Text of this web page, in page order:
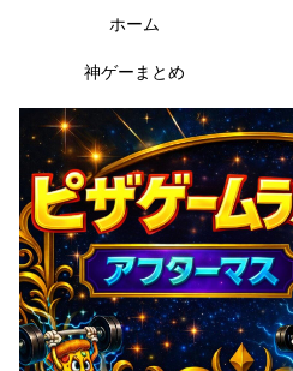
ホーム
神ゲーまとめ